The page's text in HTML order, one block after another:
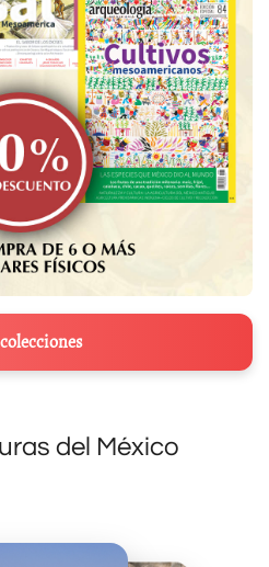
del México